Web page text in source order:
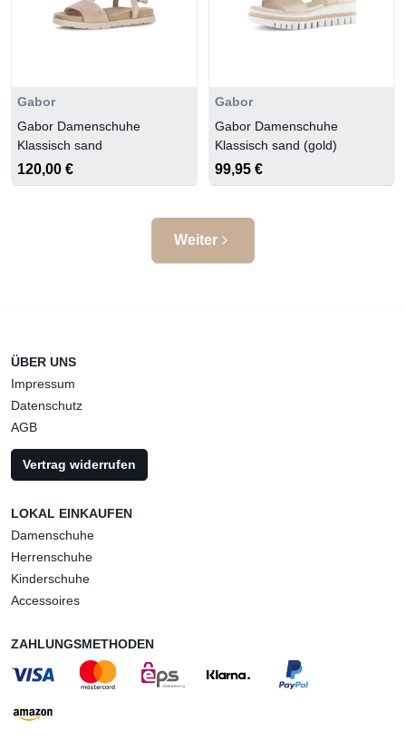
Gabor
Gabor Damenschuhe
Klassisch sand
120,00 €
Gabor
Gabor Damenschuhe
Klassisch sand (gold)
99,95 €
Weiter
ÜBER UNS
Impressum
Datenschutz
AGB
Vertrag widerrufen
LOKAL EINKAUFEN
Damenschuhe
Herrenschuhe
Kinderschuhe
Accessoires
ZAHLUNGSMETHODEN